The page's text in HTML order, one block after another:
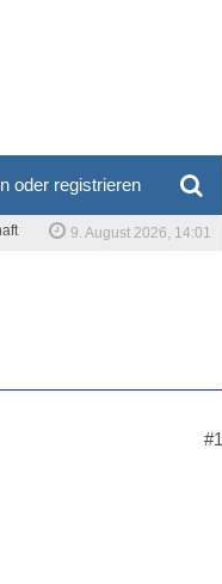
oder registrieren
9. August 2026, 14:01
#1